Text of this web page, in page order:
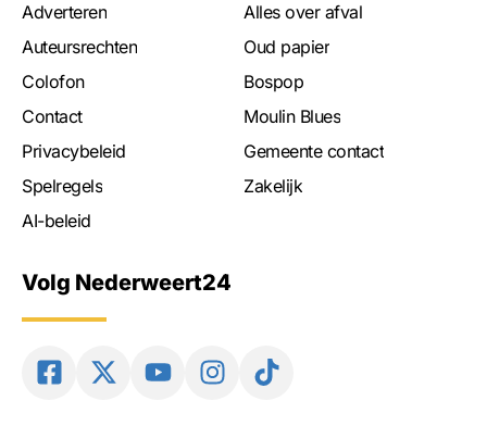
Adverteren
Auteursrechten
Colofon
Contact
Privacybeleid
Spelregels
AI-beleid
Alles over afval
Oud papier
Bospop
Moulin Blues
Gemeente contact
Zakelijk
Volg Nederweert24